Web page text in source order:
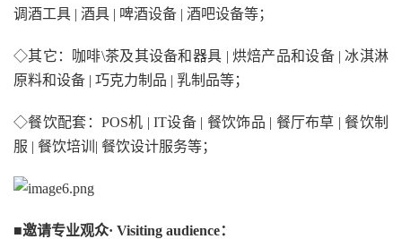
调酒工具 | 酒具 | 啤酒设备 | 酒吧设备等；
◇其它：咖啡\茶及其设备和器具 | 烘焙产品和设备 | 冰淇淋
原料和设备 | 巧克力制品 | 乳制品等；
◇餐饮配套：POS机 | IT设备 | 餐饮饰品 | 餐厅布草 | 餐饮制
服 | 餐饮培训| 餐饮设计服务等；
■邀请专业观众· Visiting audience：